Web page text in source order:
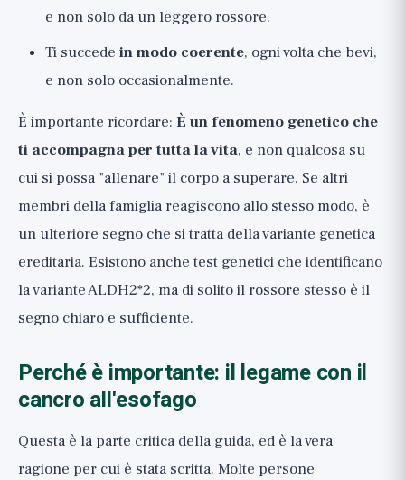
e non solo da un leggero rossore.
Ti succede in modo coerente, ogni volta che bevi,
e non solo occasionalmente.
È importante ricordare: È un fenomeno genetico che
ti accompagna per tutta la vita, e non qualcosa su
cui si possa "allenare" il corpo a superare. Se altri
membri della famiglia reagiscono allo stesso modo, è
un ulteriore segno che si tratta della variante genetica
ereditaria. Esistono anche test genetici che identificano
la variante ALDH2*2, ma di solito il rossore stesso è il
segno chiaro e sufficiente.
Perché è importante: il legame con il
cancro all'esofago
Questa è la parte critica della guida, ed è la vera
ragione per cui è stata scritta. Molte persone